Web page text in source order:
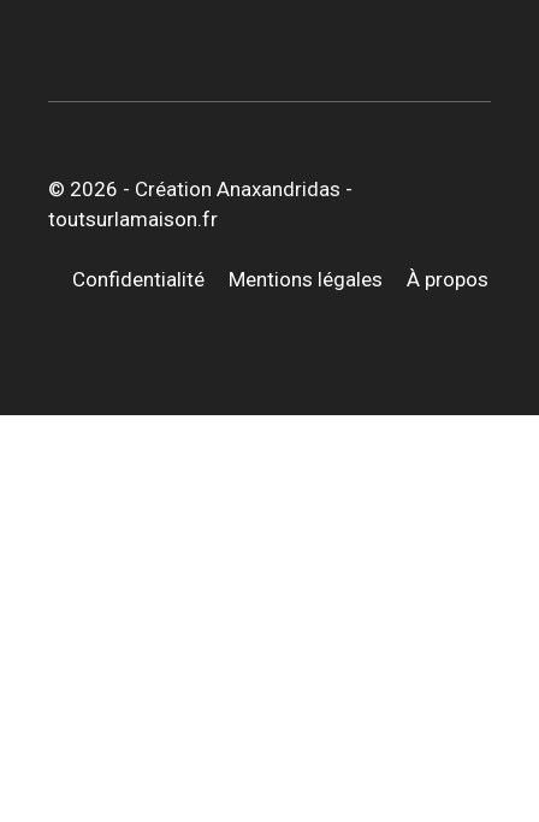
© 2026 - Création Anaxandridas -
toutsurlamaison.fr
Confidentialité Mentions légales À propos